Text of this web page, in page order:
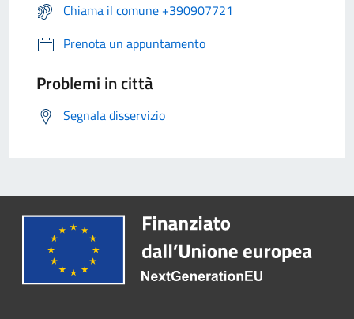
Chiama il comune +390907721
Prenota un appuntamento
Problemi in città
Segnala disservizio